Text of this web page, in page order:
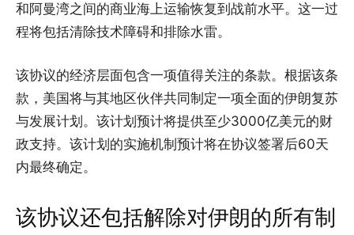
和阿曼湾之间的商业海上运输恢复到战前水平。这一过
程将包括清除技术障碍和排除水雷。
该协议的经济层面包含一项值得关注的条款。根据该条
款，美国将与其地区伙伴共同制定一项全面的伊朗复苏
与发展计划。该计划预计将提供至少3000亿美元的财
政支持。该计划的实施机制预计将在协议签署后60天
内最终确定。
该协议还包括解除对伊朗的所有制